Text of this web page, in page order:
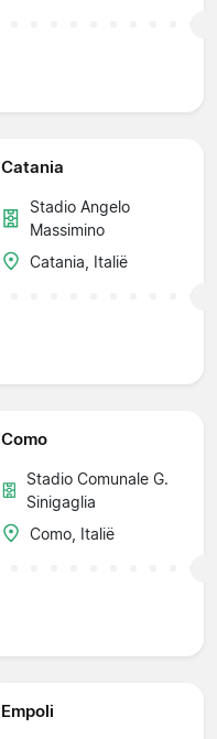
Catania
Stadio Angelo
Massimino
Catania, Italië
Como
Stadio Comunale G.
Sinigaglia
Como, Italië
Empoli